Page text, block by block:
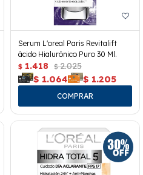
Serum L'oreal Paris Revitalift
ácido Hialurónico Puro 30 Ml.
$ 1.418 $ 2.025
$ 1.064 $ 1.205